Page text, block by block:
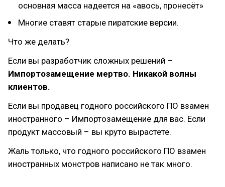
основная масса надеется на «авось, пронесёт»
Многие ставят старые пиратские версии.
Что же делать?
Если вы разработчик сложных решений –
Импортозамещение мертво. Никакой волны
клиентов.
Если вы продавец годного российского ПО взамен
иностранного – Импортозамещение для вас. Если
продукт массовый – вы круто вырастете.
Жаль только, что годного российского ПО взамен
иностранных монстров написано не так много.